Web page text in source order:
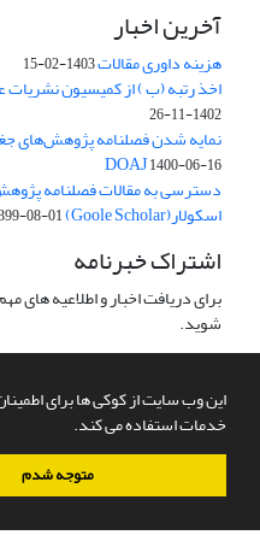
این وب سایت از کوکی ها برای
خدمات استفاده می کند.
متوجه شدم
آخرین اخبار
هزینه داوری مقالات1403-02-15
اخذ رتبه (ب ) از کمیسیون نشریات
1402-11-26
نمایه شدن فصلنامه پژوهش‌های
DOAJ1400-06-16
دسترسی به مقالات فصلنامه
اسکولار(Goole Scholar) 08-01
اشتراک خبرنامه
برای دریافت اخبار و اطلاعیه
شوید.
سامانه مدیریت نشریات علمی.